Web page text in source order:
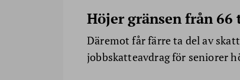
Höjer gränsen från
Däremot får färre ta del av
jobbskatteavdrag för seniorer